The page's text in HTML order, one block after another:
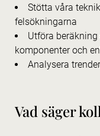
Stötta våra
felsökningarna
Utföra
komponenter och
Analysera
Vad säger